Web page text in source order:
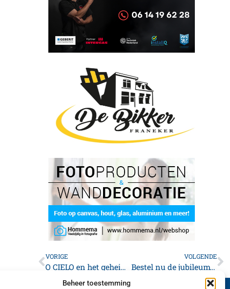
Beheer toestemming
VORIGE
O CIELO en het geheim van de dolfijn
VOLGENDE
Bestel nu de jubileumvlag van 70 jaar Agrarische Dagen